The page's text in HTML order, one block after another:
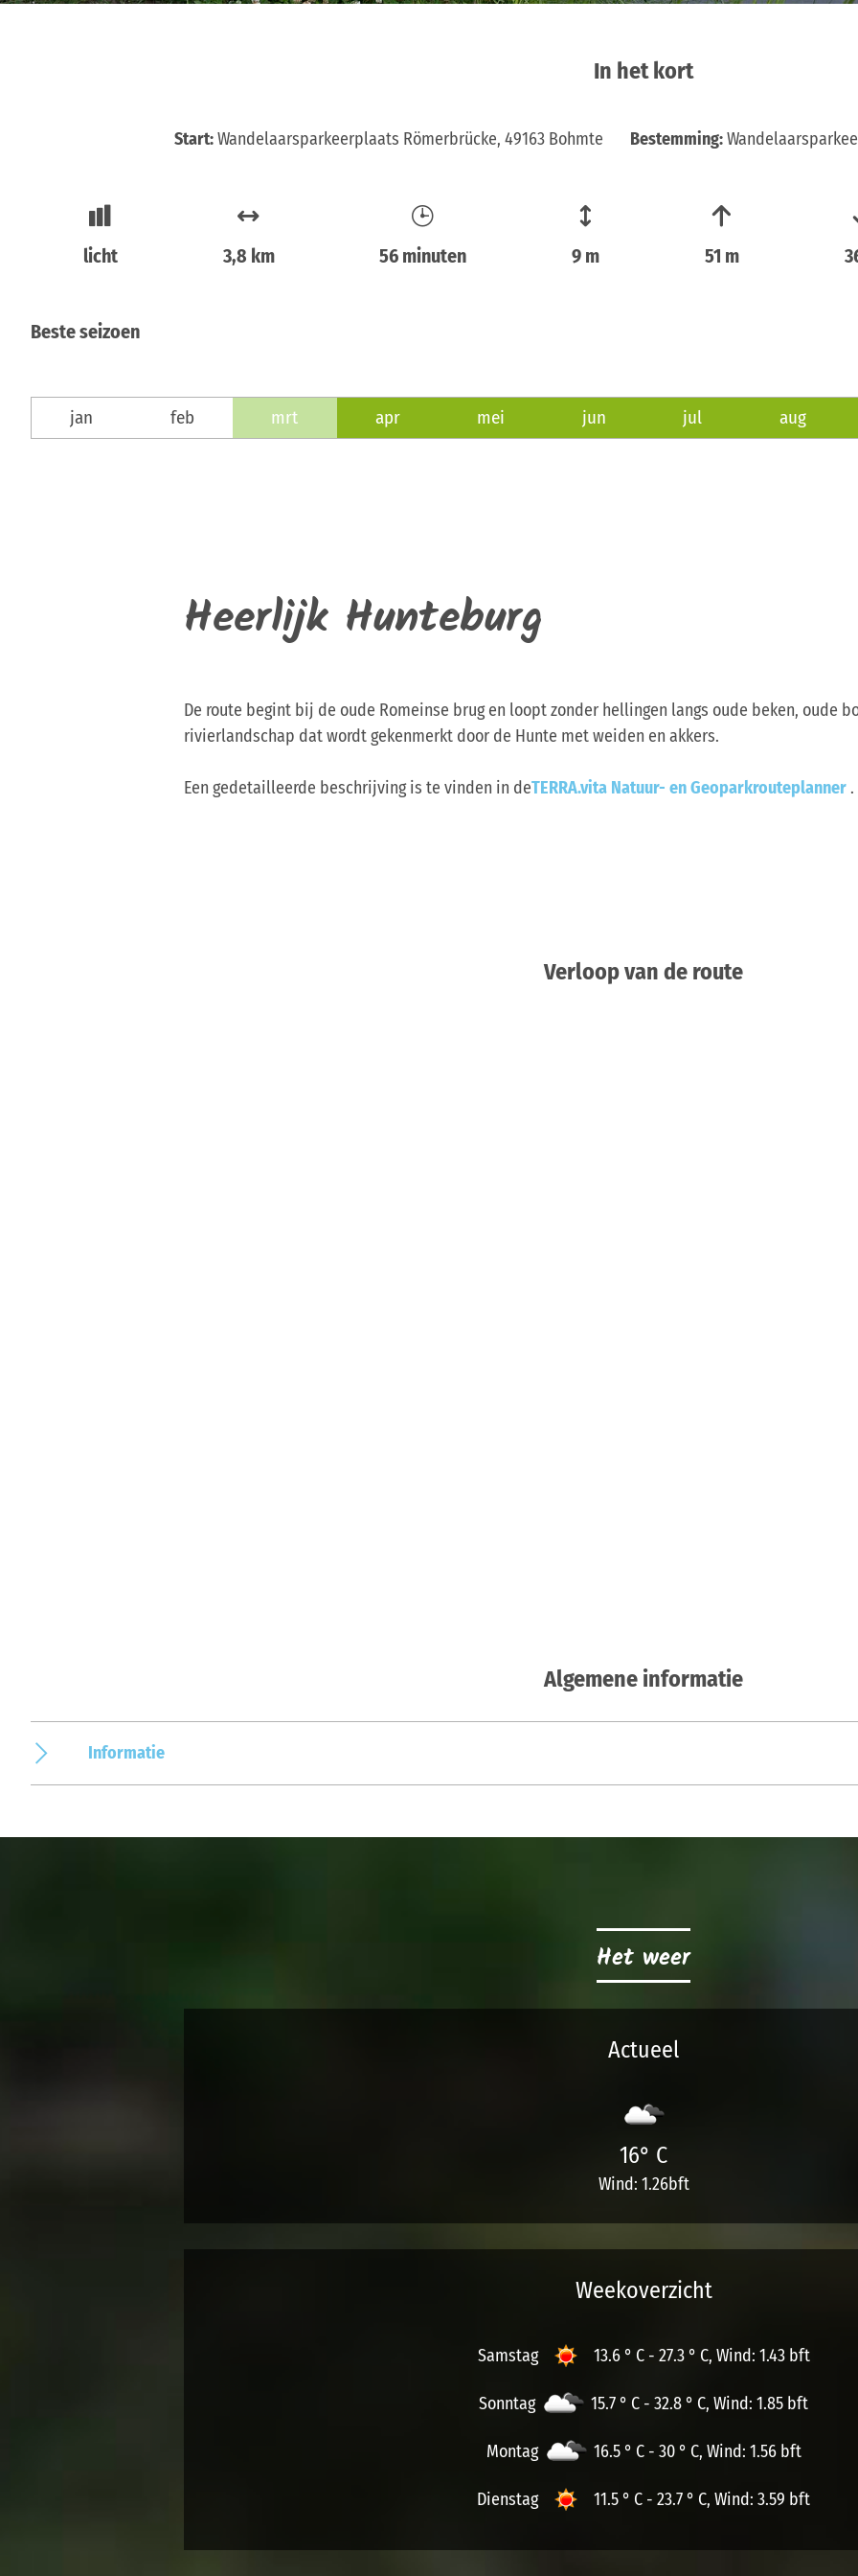
In het kort
Start:Wandelaarsparkeerplaats Römerbrücke, 49163 Bohmte Bestemming:
licht 3,8 km 56 minuten 9 m 51 m
Beste seizoen
jan feb mrt apr mei jun jul aug
Heerlijk Hunteburg
De route begint bij de oude Romeinse brug en loopt zonder hellingen langs oude beken, oude
rivierlandschap dat wordt gekenmerkt door de Hunte met weiden en akkers.
Een gedetailleerde beschrijving is te vinden in deTERRA.vita Natuur- en Geoparkrouteplanner .
Verloop van de route
Algemene informatie
Informatie
Het weer
Actueel
16° C
Wind: 1.26bft
Weekoverzicht
Samstag 13.6 ° C - 27.3 ° C, Wind: 1.43 bft
Sonntag 15.7 ° C - 32.8 ° C, Wind: 1.85 bft
Montag 16.5 ° C - 30 ° C, Wind: 1.56 bft
Dienstag 11.5 ° C - 23.7 ° C, Wind: 3.59 bft